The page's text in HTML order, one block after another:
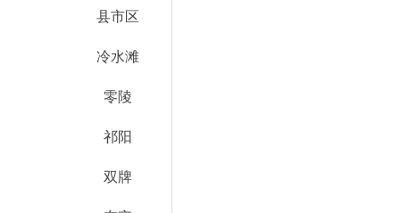
县市区
冷水滩
零陵
祁阳
双牌